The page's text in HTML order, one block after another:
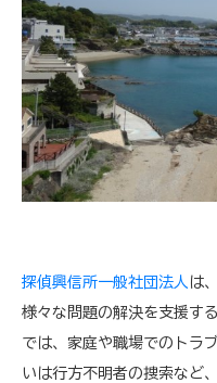
探偵興信所一般社団法人 は
様々な問題の解決を支援す
では、家庭や職場でのトラ
いは行方不明者の捜索など